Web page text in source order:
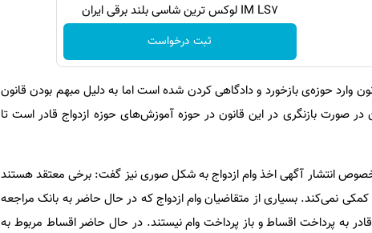
IM LS7 لوکس ترین شاسی بلند برقی ایران
ثبت درخواست
وارد حوزه‌ی بازخورد و دادگاهی کردن شده است اما به دلیل مبهم بودن قانون
در صورت بازنگری در این قانون در حوزه آموزش‌های حوزه ازدواج قادر است تا
خصوص انتشار آگهی اخذ وام ازدواج به شکل صوری نیز گفت: برخی معتقد هستند
نمی‌کند. بسیاری از متقاضیان وام ازدواج که در حال حاضر به بانک مراجعه
به پرداخت اقساط و باز پرداخت وام نیستند. در حال حاضر اقساط مربوط به